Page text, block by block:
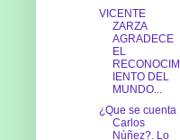
VICENTE
ZARZA
AGRADECE
EL
RECONOCIM
IENTO DEL
MUNDO...
¿Que se cuenta
Carlos
Núñez?. Lo